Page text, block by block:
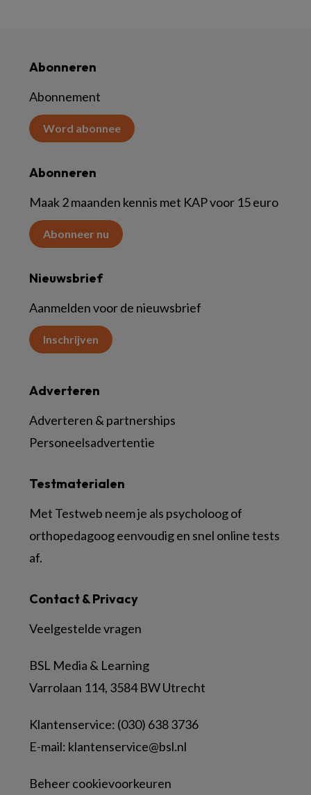
Abonneren
Abonnement
Word abonnee
Abonneren
Maak 2 maanden kennis met KAP voor 15 euro
Abonneer nu
Nieuwsbrief
Aanmelden voor de nieuwsbrief
Inschrijven
Contact & Privacy
Veelgestelde vragen
BSL Media & Learning
Varrolaan 114, 3584 BW Utrecht
Klantenservice: (030) 638 3736
E-mail: klantenservice@bsl.nl
Beheer cookievoorkeuren
Testmaterialen
Met Testweb neem je als psycholoog of
orthopedagoog eenvoudig en snel online tests
af.
Adverteren
Adverteren & partnerships
Personeelsadvertentie